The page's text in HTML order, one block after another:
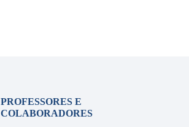
PROFESSORES E
COLABORADORES